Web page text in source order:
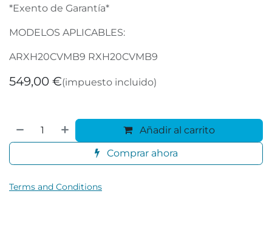
*Exento de Garantía*
MODELOS APLICABLES:
ARXH20CVMB9 RXH20CVMB9
549,00 €(impuesto incluido)
Añadir al carrito
Comprar ahora
Terms and Conditions